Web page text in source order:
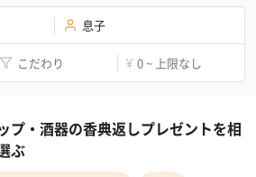
息子
こだわり ¥ 0 ~ 上限なし
プ・酒器の香典返しプレゼントを相
ぶ